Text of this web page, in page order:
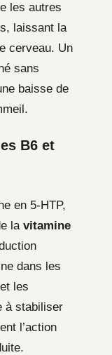
les autres
laissant la
cerveau. Un
sans
baisse de
B6 et
en 5-HTP,
la vitamine
dans les
les
à stabiliser
l’action